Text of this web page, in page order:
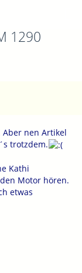
1290
Aber nen Artikel
trotzdem.
Kathi
Motor hören.
etwas